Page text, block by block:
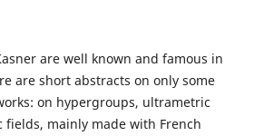
are well known and famous in
are short abstracts on only some
on hypergroups, ultrametric
fields, mainly made with French